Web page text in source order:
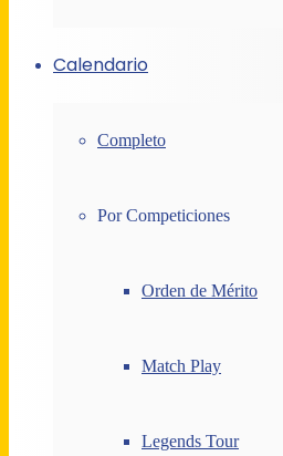
Calendario
Completo
Por Competiciones
Orden de Mérito
Match Play
Legends Tour